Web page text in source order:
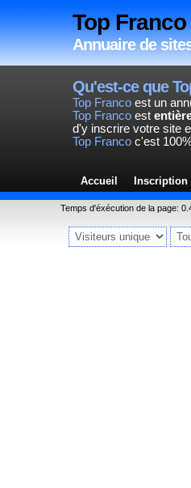
Top Franco
Annuaire de
Qu'est-ce que
Top Franco est un
Top Franco est
d'y inscrire votre site
Top Franco c'est
Accueil Inscription
Temps d'éxécution de la page: